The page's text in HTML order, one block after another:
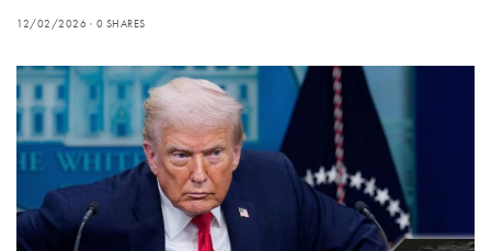
12/02/2026 0 SHARES